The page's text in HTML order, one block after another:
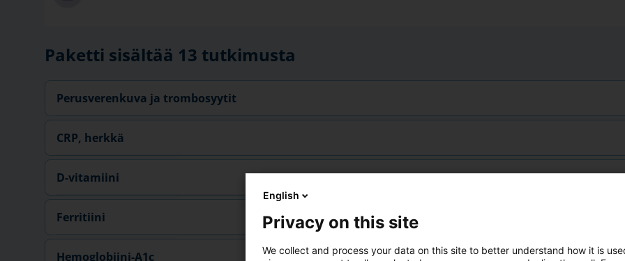
Paketti sisältää 13 tutkimusta
Perusverenkuva ja trombosyytit
CRP, herkkä
D-vitamiini
Ferritiini
Hemoglobiini-A1c
English
Privacy on this site
We collect and process your data on this site to better understand how it is